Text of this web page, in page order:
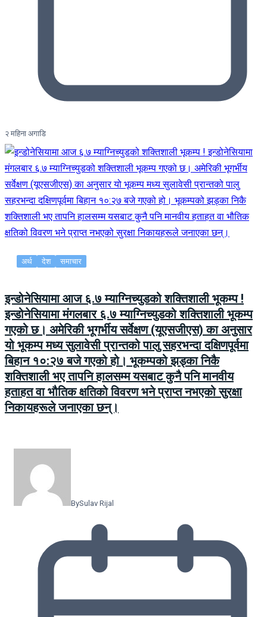
२ महिना अगाडि
अर्थ देश समाचार
इन्डोनेसियामा आज ६.७ म्याग्निच्युडको शक्तिशाली भूकम्प !
इन्डोनेसियामा मंगलबार ६.७ म्याग्निच्युडको शक्तिशाली भूकम्प
गएको छ। अमेरिकी भूगर्भीय सर्वेक्षण (यूएसजीएस) का अनुसार
यो भूकम्प मध्य सुलावेसी प्रान्तको पालु सहरभन्दा दक्षिणपूर्वमा
बिहान १०:२७ बजे गएको हो। भूकम्पको झड्का निकै
शक्तिशाली भए तापनि हालसम्म यसबाट कुनै पनि मानवीय
हताहत वा भौतिक क्षतिको विवरण भने प्राप्त नभएको सुरक्षा
निकायहरूले जनाएका छन्।
BySulav Rijal